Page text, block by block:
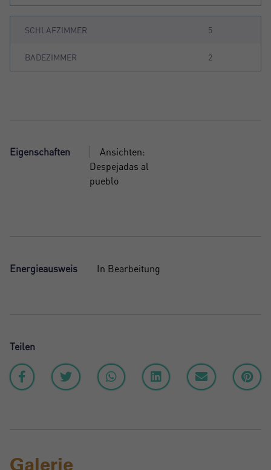
SCHLAFZIMMER 5
BADEZIMMER 2
Eigenschaften
Ansichten:
Despejadas al
pueblo
Energieausweis In Bearbeitung
Teilen
Galerie